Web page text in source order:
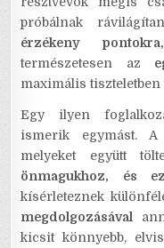
próbálnak
érzékeny
természetesen az
maximális tiszteletben
Egy ilyen
ismerik egymást.
melyeket együtt
önmagukhoz, és
kísérleteznek
megdolgozásával
kicsit könnyebb,